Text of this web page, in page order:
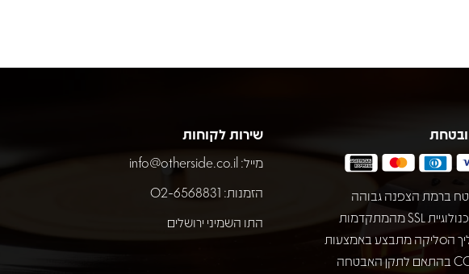
ברמת הצפנה גבוהה
באמצעות טכנולוגיית SSL מהמתקדמות
הסליקה מתבצע באמצעות
חברת COMAX בהתאם לתקן האבטחה
שירות לקוחות
מייל:info@otherside.co.il
הזמנות: 02-6568831
התו השמיני ירושלים